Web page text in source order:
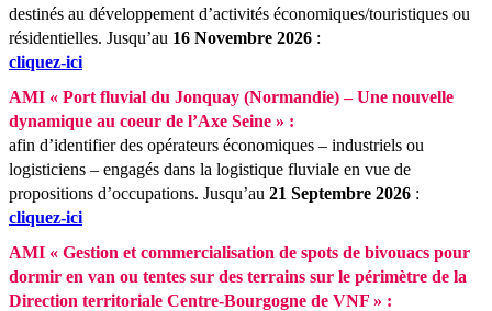
destinés au développement d’activités économiques/touristiques ou
résidentielles. Jusqu’au 16 Novembre 2026 :
cliquez-ici
AMI « Port fluvial du Jonquay (Normandie) – Une nouvelle
dynamique au coeur de l’Axe Seine » :
afin d’identifier des opérateurs économiques – industriels ou
logisticiens – engagés dans la logistique fluviale en vue de
propositions d’occupations. Jusqu’au 21 Septembre 2026 :
cliquez-ici
AMI « Gestion et commercialisation de spots de bivouacs pour
dormir en van ou tentes sur des terrains sur le périmètre de la
Direction territoriale Centre-Bourgogne de VNF » :